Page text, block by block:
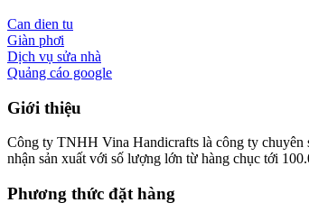
Can dien tu
Giàn phơi
Dịch vụ sửa nhà
Quảng cáo google
Giới thiệu
Công ty TNHH Vina Handicrafts là công ty chuyên
nhận sản xuất với số lượng lớn từ hàng chục tới
Phương thức đặt hàng